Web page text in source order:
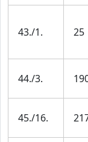
43./1. 25
44./3.
45./16.